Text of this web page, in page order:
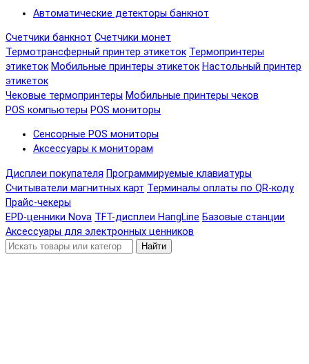
Автоматические детекторы банкнот
Счетчики банкнот Счетчики монет
Термотрансферный принтер этикеток Термопринтеры
этикеток Мобильные принтеры этикеток Настольный принтер
этикеток
Чековые термопринтеры Мобильные принтеры чеков
POS компьютеры POS мониторы
Сенсорные POS мониторы
Аксессуары к мониторам
Дисплеи покупателя Программируемые клавиатуры
Считыватели магнитных карт Терминалы оплаты по QR-коду
Прайс-чекеры
EPD-ценники Nova TFT-дисплеи HangLine Базовые станции
Аксессуары для электронных ценников
Найти